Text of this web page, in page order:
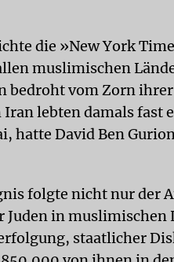
die »New York
muslimischen
bedroht vom Zorn
lebten damals fast
hatte David Ben
folgte nicht nur der
Juden in
staatlicher